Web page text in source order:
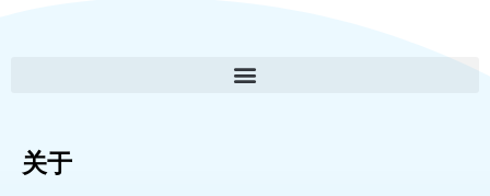
关于